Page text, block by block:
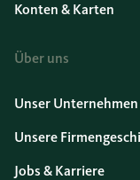
Konten & Karten
Über uns
Unser Unternehmen
Unsere
Jobs & Karriere